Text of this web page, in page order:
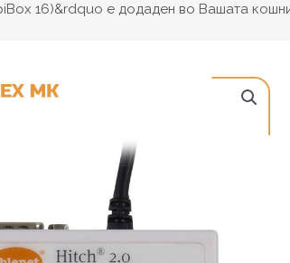
16)&rdquo е додаден во Вашата